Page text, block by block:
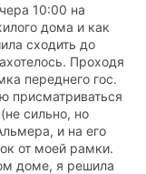
10:00 на
дома и как
сходить до
Проходя
переднего гос.
присматриваться
сильно, но
и на его
от моей рамки.
доме, я решила